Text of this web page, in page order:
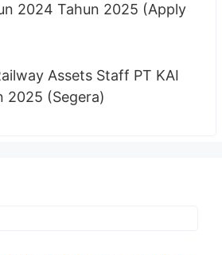
2024 Tahun 2025 (Apply
Assets Staff PT KAI
2025 (Segera)